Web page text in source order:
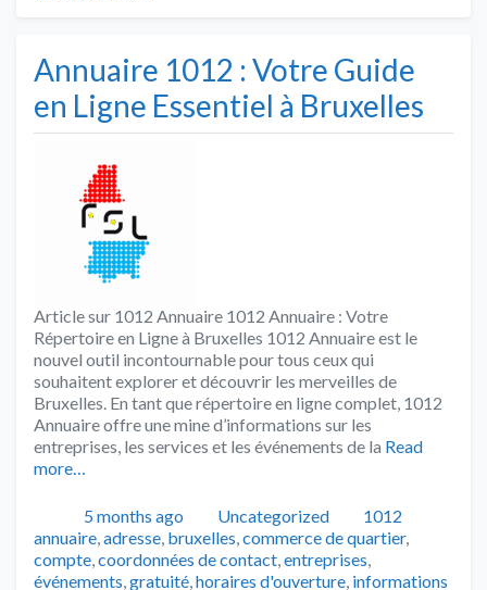
Annuaire 1012 : Votre Guide
en Ligne Essentiel à Bruxelles
Article sur 1012 Annuaire 1012 Annuaire : Votre
Répertoire en Ligne à Bruxelles 1012 Annuaire est le
nouvel outil incontournable pour tous ceux qui
souhaitent explorer et découvrir les merveilles de
Bruxelles. En tant que répertoire en ligne complet, 1012
Annuaire offre une mine d’informations sur les
entreprises, les services et les événements de la Read
more…
Publié5 months ago Catégories
Uncategorized Tags
1012
annuaire,adresse, bruxelles,commerce de quartier,
compte,coordonnées de contact,entreprises,
événements,gratuité,horaires d'ouverture, informations